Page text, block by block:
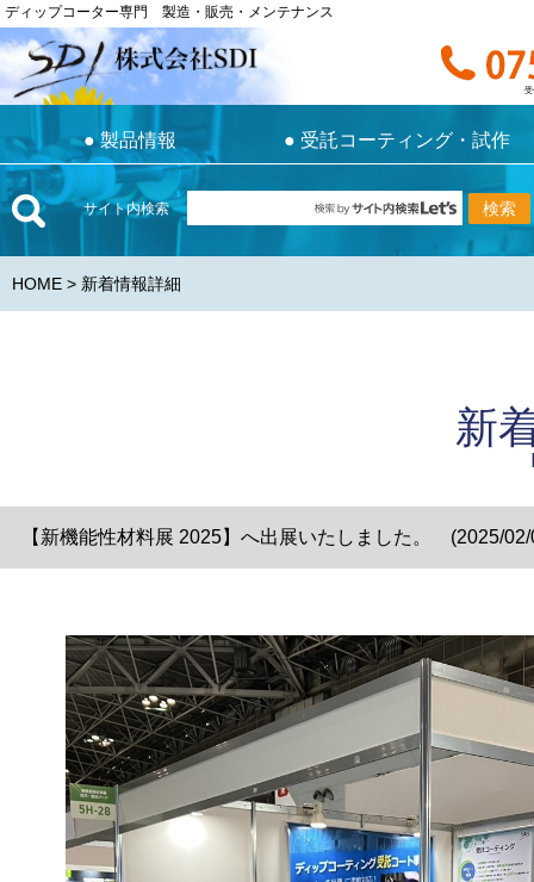
ディップコーター専門 製造・販売・メンテナンス
受
●製品情報 ● 受託コーティング・試作
ディップコーター専門 製造・販売・メンテナンス
受付時間
●製品情報 受託コーティング・試作
サイト内検索
HOME> 新着情報詳細
新
【新機能性材料展 2025】へ出展いたしました。 (2025/02/